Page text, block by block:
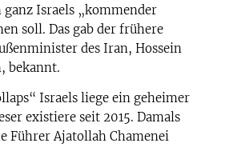
Israels „kommender
soll. Das gab der frühere
des Iran, Hossein
bekannt.
Israels liege ein geheimer
existiere seit 2015. Damals
Führer Ajatollah Chamenei